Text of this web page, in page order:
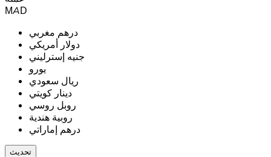
MAD
درهم مغربي
دولار أمريكي
جنيه إسترليني
يورو
ريال سعودي
دينار كويتي
روبل روسي
روبية هندية
درهم إماراتي